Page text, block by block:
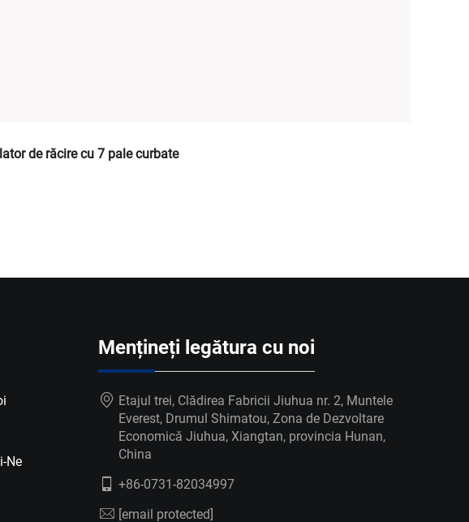
de răcire cu 7 pale curbate
Ne
Mențineți legătura cu noi
Etajul trei, Clădirea Fabricii Jiuhua nr. 2, Muntele
Everest, Drumul Shimatou, Zona de Dezvoltare
Economică Jiuhua, Xiangtan, provincia Hunan,
China
+86-0731-82034997
[email protected]